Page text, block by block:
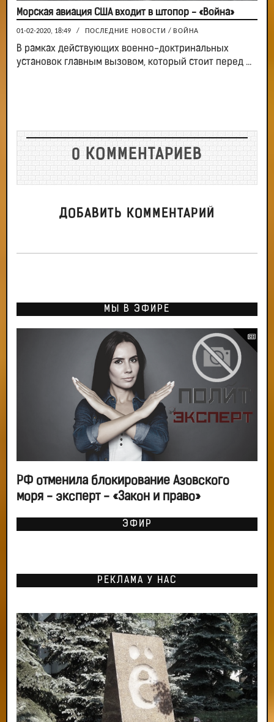
Морская авиация США входит в штопор - «Война»
01-02-2020, 18:49 / ПОСЛЕДНИЕ НОВОСТИ / ВОЙНА
В рамках действующих военно-доктринальных
установок главным вызовом, который стоит перед ...
0 КОММЕНТАРИЕВ
ДОБАВИТЬ КОММЕНТАРИЙ
МЫ В ЭФИРЕ
РФ отменила блокирование Азовского
моря - эксперт - «Закон и право»
ЭФИР
РЕКЛАМА У НАС